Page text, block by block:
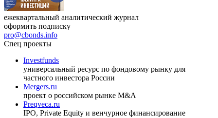
ежеквартальный аналитический журнал
оформить подписку
pro@cbonds.info
Спец проекты
Investfunds
универсальный ресурс по фондовому рынку для
частного инвестора России
Mergers.ru
проект о российском рынке M&A
Preqveca.ru
IPO, Private Equity и венчурное финансирование